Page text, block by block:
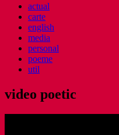
actual
carte
english
media
personal
poeme
util
video poetic